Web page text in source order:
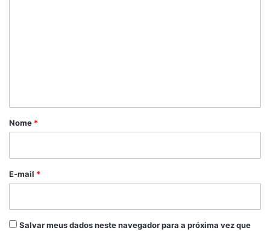
r
*
Nome *
E-mail *
Salvar meus dados neste navegador para a próxima vez que